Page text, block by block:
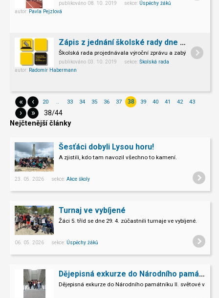
publikováno 08. 10. 2019 sekce: Úspěchy žáků
autor: Pavla Pejzlová
Zápis z jednání školské rady dne 23.9.2019
Školská rada projednávala výroční zprávu a zabývala se
publikováno 03. 10. 2019 sekce: Školská rada
autor: Radomír Habermann
« ‹ 20 .. 33 34 35 36 37 38 39 40 41 42 43
› »
38/44
Nejčtenější články
Šesťáci dobyli Lysou horu!
A zjistili, kdo tam navozil všechno to kamení.
23. 05. 2026 sekce: Akce školy
Turnaj ve vybíjené
Žáci 5. tříd se dne 29. 4. zúčastnili turnaje ve vybíjené.
06. 05. 2026 sekce: Úspěchy žáků
Dějepisná exkurze do Národního památníku II. sv. války v Hrabyni
Dějepisná exkurze do Národního památníku II. světové války